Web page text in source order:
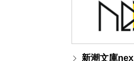
新潮文庫nex